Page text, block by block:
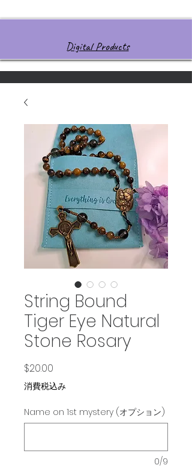
Digital Products
String Bound
Tiger Eye Natural
Stone Rosary
$20.00
消費税込み
Name on 1st mystery (オプション)
0/9